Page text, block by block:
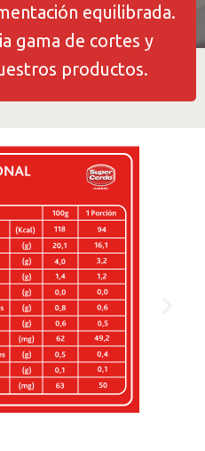
equilibrada.
gama de cortes y
productos.